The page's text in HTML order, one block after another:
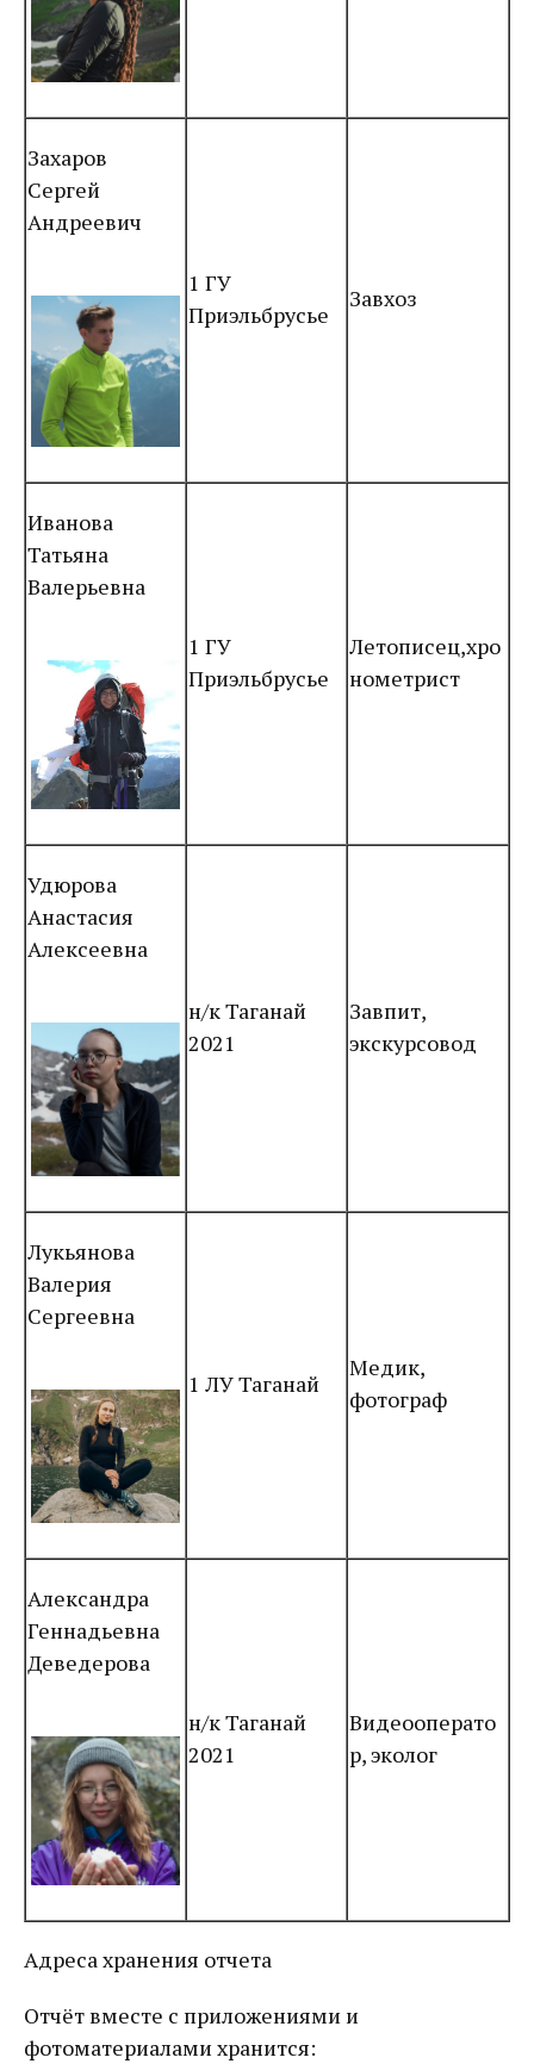
Захаров
Сергей
Андреевич
1 ГУ
Приэльбрусье
Завхоз
Иванова
Татьяна
Валерьевна
1 ГУ
Приэльбрусье
Летописец,хро
нометрист
Удюрова
Анастасия
Алексеевна
н/к Таганай
2021
Завпит,
экскурсовод
Лукьянова
Валерия
Сергеевна
1 ЛУ Таганай
Медик,
фотограф
Александра
Геннадьевна
Деведерова
н/к Таганай
2021
Видеооперато
р, эколог
Адреса хранения отчета
Отчёт вместе с приложениями и
фотоматериалами хранится: